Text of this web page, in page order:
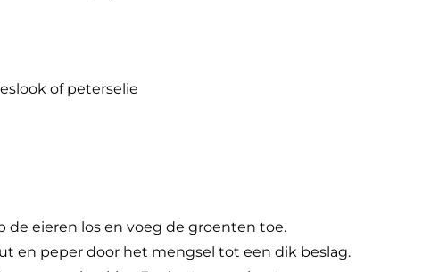
of peterselie
de eieren los en voeg de groenten toe.
en peper door het mengsel tot een dik beslag.